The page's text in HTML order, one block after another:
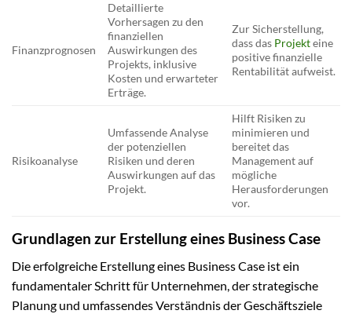
Finanzprognosen
Detaillierte
Vorhersagen zu den
finanziellen
Auswirkungen des
Projekts, inklusive
Kosten und erwarteter
Erträge.
Zur Sicherstellung,
dass das Projekteine
positive finanzielle
Rentabilität aufweist.
Risikoanalyse
Umfassende Analyse
der potenziellen
Risiken und deren
Auswirkungen auf das
Projekt.
Hilft Risiken zu
minimieren und
bereitet das
Management auf
mögliche
Herausforderungen
vor.
Grundlagen zur Erstellung eines Business Case
Die erfolgreiche Erstellung eines Business Case ist ein
fundamentaler Schritt für Unternehmen, der strategische
Planung und umfassendes Verständnis der Geschäftsziele